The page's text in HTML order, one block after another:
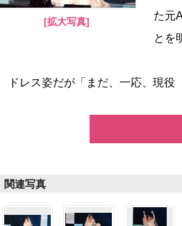
[拡大写真]
た元
とを
ドレス姿だが「まだ、一応、現役
関連写真